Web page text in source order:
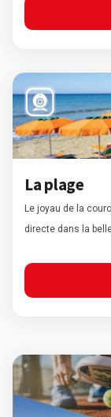
La plage
Le joyau de la
directe dans la